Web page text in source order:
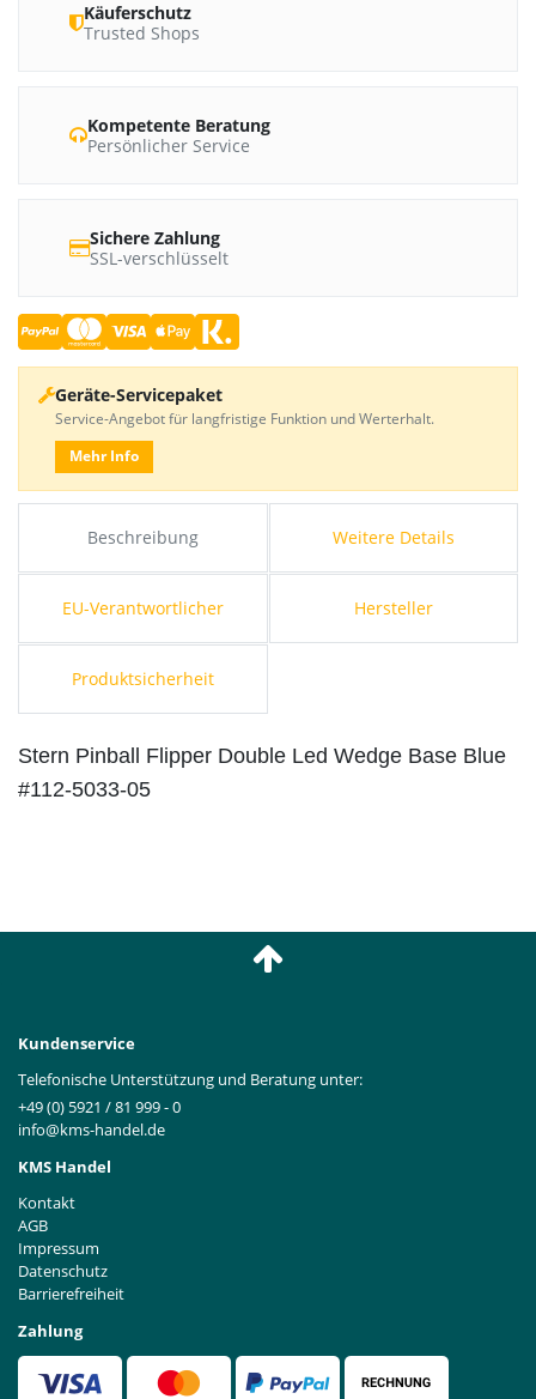
Beschreibung Weitere Details
EU-Verantwortlicher Hersteller
Produktsicherheit
Stern Pinball Flipper Double Led Wedge Base Blue
#112-5033-05
Käuferschutz
Trusted Shops
Kompetente Beratung
Persönlicher Service
Sichere Zahlung
SSL-verschlüsselt
Geräte-Servicepaket
Service-Angebot für langfristige Funktion und Werterhalt.
Mehr Info
Kundenservice
Telefonische Unterstützung und Beratung unter:
+49 (0) 5921 / 81 999 - 0
info@kms-handel.de
KMS Handel
Kontakt
AGB
Impressum
Datenschutz
Barrierefreiheit
Zahlung